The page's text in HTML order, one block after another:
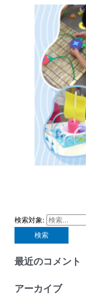
検索対象:
最近のコメント
アーカイブ